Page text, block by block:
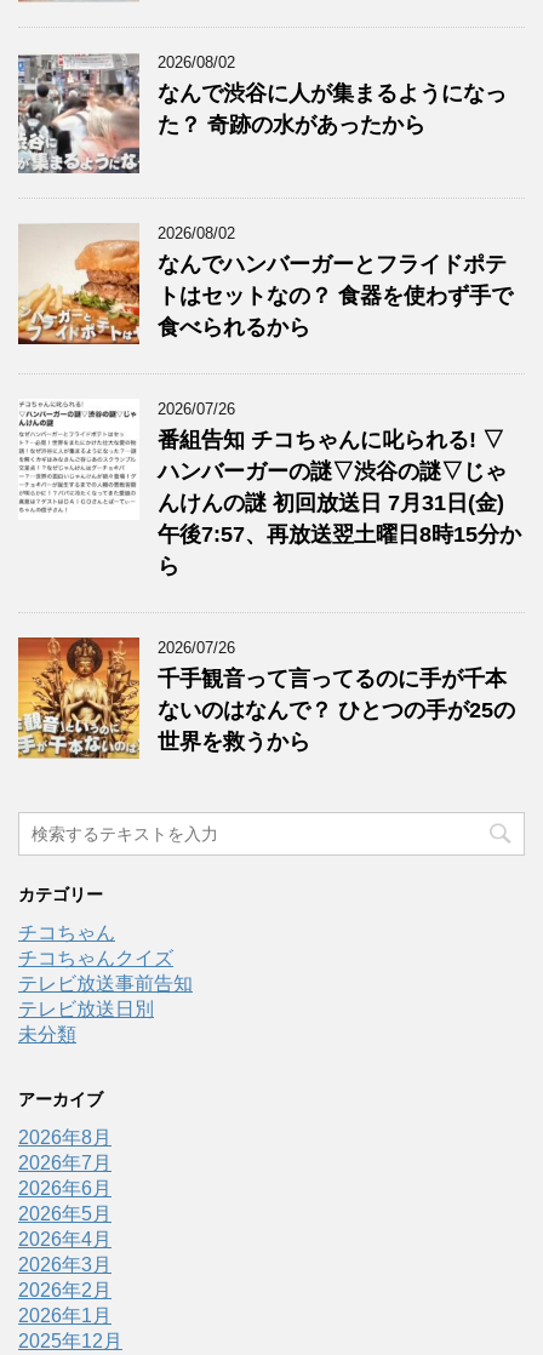
2026/08/02
なんで渋谷に人が集まるようになっ
た？ 奇跡の水があったから
2026/08/02
なんでハンバーガーとフライドポテ
トはセットなの？ 食器を使わず手で
食べられるから
2026/07/26
番組告知 チコちゃんに叱られる! ▽
ハンバーガーの謎▽渋谷の謎▽じゃ
んけんの謎 初回放送日 7月31日(金)
午後7:57、再放送翌土曜日8時15分か
ら
2026/07/26
千手観音って言ってるのに手が千本
ないのはなんで？ ひとつの手が25の
世界を救うから
カテゴリー
チコちゃん
チコちゃんクイズ
テレビ放送事前告知
テレビ放送日別
未分類
アーカイブ
2026年8月
2026年7月
2026年6月
2026年5月
2026年4月
2026年3月
2026年2月
2026年1月
2025年12月